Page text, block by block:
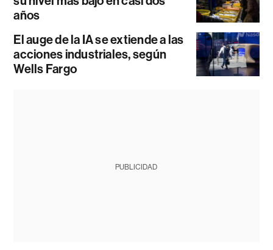
años
El auge de la IA se extiende a las
acciones industriales, según
Wells Fargo
PUBLICIDAD